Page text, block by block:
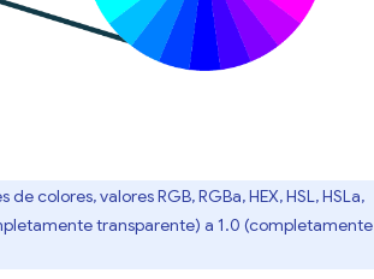
colores, valores RGB, RGBa, HEX, HSL, HSLa,
transparente) a 1.0 (completamente